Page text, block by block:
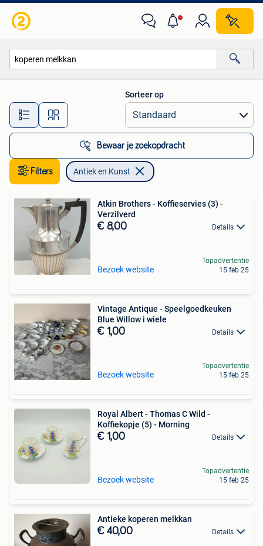
Alle afstanden…
Sorteer op
Bewaar je zoekopdracht
Filters Antiek en Kunst
Atkin Brothers - Koffieservies (3) -
Verzilverd
€ 8,00 Details
Bezoek website
Topadvertentie
15 feb 25
Vintage Antique - Speelgoedkeuken
Blue Willow i wiele
€ 1,00 Details
Bezoek website
Topadvertentie
15 feb 25
Royal Albert - Thomas C Wild -
Koffiekopje (5) - Morning
€ 1,00 Details
Bezoek website
Topadvertentie
15 feb 25
Antieke koperen melkkan
€ 40,00 Details